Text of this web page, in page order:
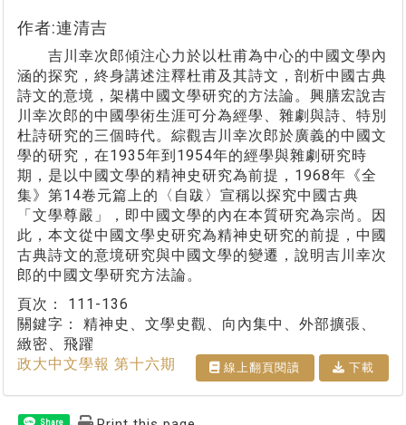
作者:連清吉
吉川幸次郎傾注心力於以杜甫為中心的中國文學內
涵的探究，終身講述注釋杜甫及其詩文，剖析中國古典
詩文的意境，架構中國文學研究的方法論。興膳宏說吉
川幸次郎的中國學術生涯可分為經學、雜劇與詩、特別
杜詩研究的三個時代。綜觀吉川幸次郎於廣義的中國文
學的研究，在1935年到1954年的經學與雜劇研究時
期，是以中國文學的精神史研究為前提，1968年《全
集》第14卷元篇上的〈自跋〉宣稱以探究中國古典
「文學尊嚴」，即中國文學的內在本質研究為宗尚。因
此，本文從中國文學史研究為精神史研究的前提，中國
古典詩文的意境研究與中國文學的變遷，說明吉川幸次
郎的中國文學研究方法論。
頁次： 111-136
關鍵字： 精神史、文學史觀、向內集中、外部擴張、
緻密、飛躍
政大中文學報 第十六期
線上翻⾴閱讀 下載
Share